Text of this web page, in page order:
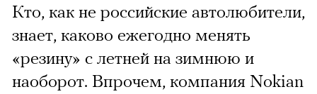
Кто, как не российские автолюбители,
знает, каково ежегодно менять
«резину» с летней на зимнюю и
наоборот. Впрочем, компания Nokian